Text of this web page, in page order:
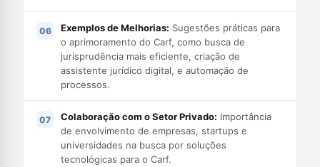
Exemplos de Melhorias: Sugestões práticas para
o aprimoramento do Carf, como busca de
jurisprudência mais eficiente, criação de
assistente jurídico digital, e automação de
processos.
Colaboração com o Setor Privado: Importância
de envolvimento de empresas, startups e
universidades na busca por soluções
tecnológicas para o Carf.